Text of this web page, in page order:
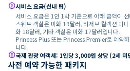
paid서비스 요금(선내 팁)
서비스 요금은 1인 1박 기준으로 아래 금액이
스위트 객실은 미화 19달러, 리저브 컬렉션 미
화 18달러, 기타 객실은 미화 17달러입니다.
Princess Plus 또는 Princess Premier로 예약
니다.
paid국제 관광 여객세: 1인당 3,000엔 상당 (2세
사전 예약 가능한 패키지